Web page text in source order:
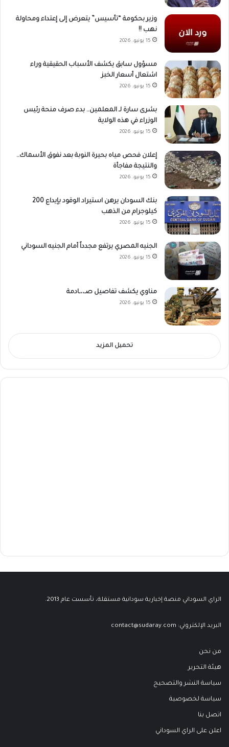
وزير بحكومة “تأسيس” يتعرض إلى إعتداء ومحاولة
نهب !!
15 يونيو، 2026
مسؤول سابق يكشف الأسباب الحقيقية وراء
اشتعال أسعار الخبز
15 يونيو، 2026
بشرى سارة لـ المعلمين.. بدء صرف منحة رئيس
الوزراء في هذه الولاية
15 يونيو، 2026
إعلان فحص مياه بحيرة النوبة بعد نفوق الأسماك..
والنتيجة مفاجأة
15 يونيو، 2026
بنك السودان يرهن استيراد الوقود بإيداع 200
كيلوجرام من الذهب
15 يونيو، 2026
الجنيه المصري يرتفع مجدداً أمام الجنيه السوداني
15 يونيو، 2026
مناوي يكشف تفاصيل صـ،،ـادمة
15 يونيو، 2026
تحميل المزيد
الراي السوداني منصة إخبارية سودانية مستقلة، تأسست عام 2013.
البريد الإلكتروني: contact@sudaray.com
من نحن
هيئة التحرير
سياسة النشر والتصحيح
سياسة لخصوصية
اتصل بنا
اعلن على الراي السوداني